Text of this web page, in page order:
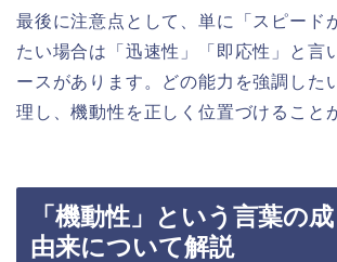
最後に注意点として、単に「スピード
たい場合は「迅速性」「即応性」と言
ースがあります。どの能力を強調した
理し、機動性を正しく位置づけること
「機動性」という言葉の
由来について解説